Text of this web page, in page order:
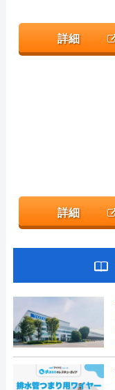
詳細
詳細